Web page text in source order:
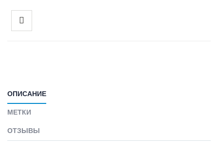
ОПИСАНИЕ
МЕТКИ
ОТЗЫВЫ